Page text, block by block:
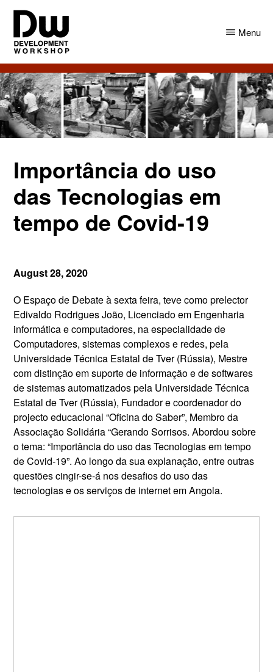
Skip
main
content
Skip
primary
sidebar
DW
Angola
Development
Workshop
Angola
Menu
Importância do uso
das Tecnologias em
tempo de Covid-19
August 28, 2020
O Espaço de Debate à sexta feira, teve como prelector
Edivaldo Rodrigues João, Licenciado em Engenharia
informática e computadores, na especialidade de
Computadores, sistemas complexos e redes, pela
Universidade Técnica Estatal de Tver (Rússia), Mestre
com distinção em suporte de informação e de softwares
de sistemas automatizados pela Universidade Técnica
Estatal de Tver (Rússia), Fundador e coordenador do
projecto educacional “Oficina do Saber”, Membro da
Associação Solidária “Gerando Sorrisos. Abordou sobre
o tema: “Importância do uso das Tecnologias em tempo
de Covid-19”. Ao longo da sua explanação, entre outras
questões cingir-se-á nos desafios do uso das
tecnologias e os serviços de internet em Angola.